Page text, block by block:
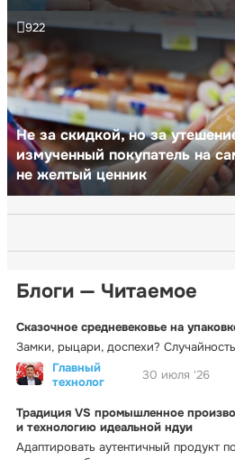
Не за скидкой, но за
измученный покупатель на
не желтый ценник
922
Блоги — Читаемое
Сказочное средневековье на
Замки, рыцари, доспехи?
Главный
технолог
30 июля '26
Традиция VS промышленное
и технологию идеальной ндуи
Адаптировать аутентичный продукт